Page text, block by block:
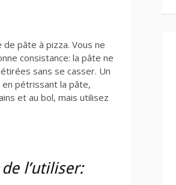
pâte à pizza. Vous ne
consistance: la pâte ne
sans se casser. Un
pétrissant la pâte,
et au bol, mais utilisez
l’utiliser: